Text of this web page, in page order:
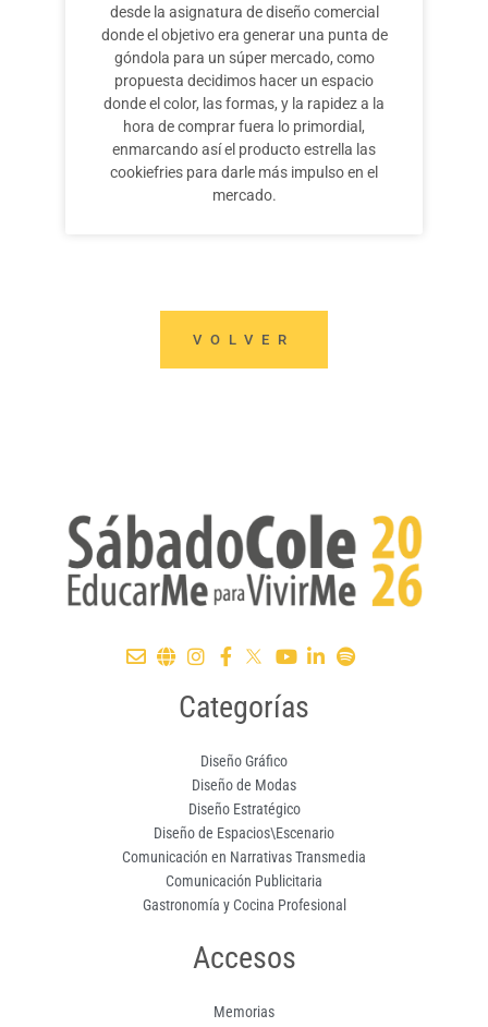
desde la asignatura de diseño comercial
donde el objetivo era generar una punta de
góndola para un súper mercado, como
propuesta decidimos hacer un espacio
donde el color, las formas, y la rapidez a la
hora de comprar fuera lo primordial,
enmarcando así el producto estrella las
cookiefries para darle más impulso en el
mercado.
VOLVER
Categorías
Diseño Gráfico
Diseño de Modas
Diseño Estratégico
Diseño de Espacios\Escenario
Comunicación en Narrativas Transmedia
Comunicación Publicitaria
Gastronomía y Cocina Profesional
Accesos
Memorias